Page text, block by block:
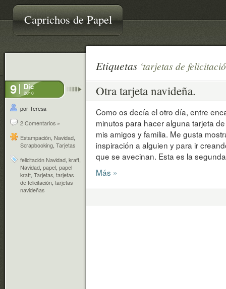
Caprichos de Papel
Etiquetas ‘tarjetas de
9 Dic
2010
por Teresa
2 Comentarios »
Estampación, Navidad,
Scrapbooking, Tarjetas
felicitación Navidad, kraft,
Navidad, papel, papel
kraft, Tarjetas, tarjetas
de felicitación, tarjetas
navideñas
Otra tarjeta navideña.
Como os decía el otro día, entre
minutos para hacer alguna tarjeta
mis amigos y familia. Me gusta
inspiración a alguien y para ir
que se avecinan. Esta es la
Más »